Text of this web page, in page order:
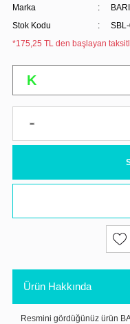
Marka
Stok Kodu
*175,25 TL den başlayan
Ürün Hakkında
Resmini gördüğünüz ürün